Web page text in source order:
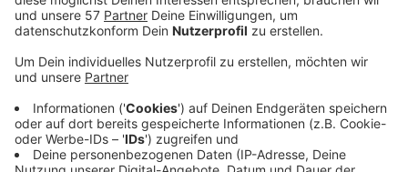
unserem Wetterpartner Meteo Aachen können
hier in der StädteRegion bis zum Abend gut 20 bis
mehr. Die Feuerwehren in der StädteRegion sind
behalten.
Veröffentlicht:Freitag, 17.05.2024 08:48